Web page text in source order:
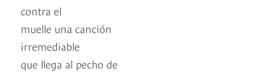
contra el
muelle una canción
irremediable
que llega al pecho de